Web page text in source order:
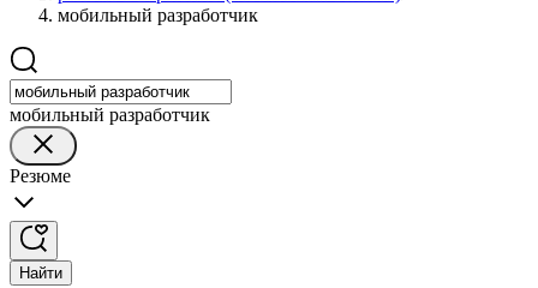
мобильный разработчик
мобильный разработчик
Резюме
Найти